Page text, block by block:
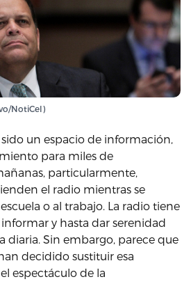
NotiCel)
un espacio de información,
para miles de
particularmente,
el radio mientras se
o al trabajo. La radio tiene
y hasta dar serenidad
diaria. Sin embargo, parece que
decidido sustituir esa
espectáculo de la